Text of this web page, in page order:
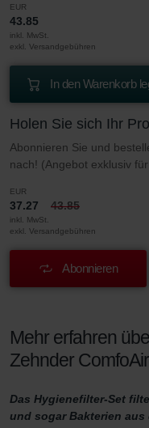
EUR
43.85
inkl. MwSt.
exkl. Versandgebühren
In den Warenkorb
Holen Sie sich Ihr
Abonnieren Sie und
nach! (Angebot exklusiv
EUR
37.27 43.85
inkl. MwSt.
exkl. Versandgebühren
Abonnieren
Mehr erfahren
Zehnder
Das Hygienefilter-Set
und sogar Bakterien